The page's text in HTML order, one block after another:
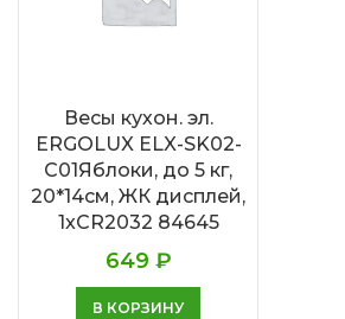
Весы кухон. эл.
ERGOLUX ELX-SK02-
С01Яблоки, до 5 кг,
20*14cм, ЖК дисплей,
1xCR2032 84645
649 ₽
В КОРЗИНУ